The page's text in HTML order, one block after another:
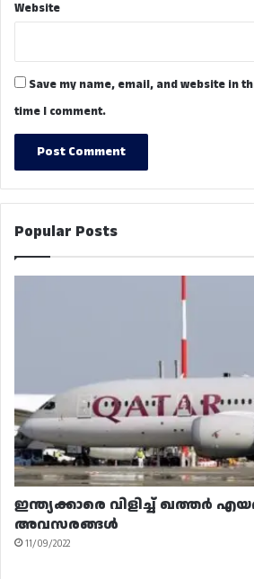
Website
Save my name, email, and website in
time I comment.
Popular Posts
ഇന്ത്യക്കാരെ വിളിച്ച് ഖത്തർ
അവസരങ്ങൾ
11/09/2022